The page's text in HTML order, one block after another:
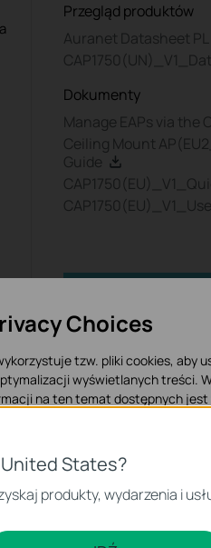
Przegląd produktów
Auranet Datasheet PL
Dokumenty
Manage EAPs via the
Ceiling Mount
Guide
Konfiguracja
States?
produkty, wydarzenia i
Choices
tzw. pliki cookies, aby
wyświetlanych treści.
na ten temat dostępnych jest
dotyczące analizy i